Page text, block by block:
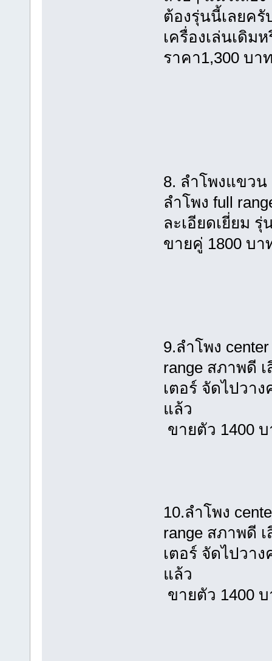
ต้องรุ่นนี้เลยค
เครื่องเล่นเดิม
ราคา1,300 บา
8. ลำโพงแขวน
ลําโพง full
ละเอียดเยี่ยม
ขายคู่ 1800 บา
9.ลำโพง
range สภาพดี
เตอร์ จัดไปวา
แล้ว
ขายตัว 1400
10.ลำโพง
range สภาพดี
เตอร์ จัดไปวา
แล้ว
ขายตัว 1400